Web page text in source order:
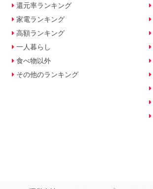
還元率ランキング
家電ランキング
高額ランキング
一人暮らし
食べ物以外
その他のランキング